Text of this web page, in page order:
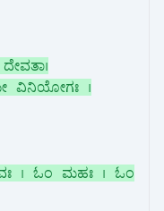
ವಿನಿಯೋಗಃ ।
। ಓಂ ಮಹಃ । ಓಂ